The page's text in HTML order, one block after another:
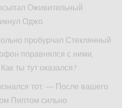
Оживительный
Оджо.
пробурчал Стеклянный
поравнялся с ними,
ты тут оказался?
тот. — После вашего
Пиптом сильно